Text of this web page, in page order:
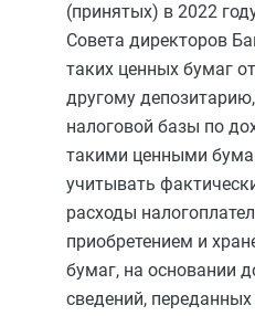
(принятых) в 2022
Совета директоров
таких ценных бумаг
другому
налоговой базы по
такими ценными
учитывать
расходы
приобретением и
бумаг, на основании
сведений,